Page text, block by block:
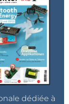
dédiée à